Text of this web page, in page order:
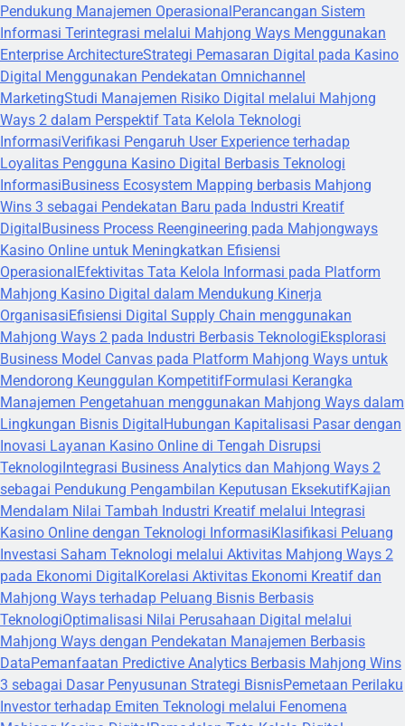
Pendukung Manajemen OperasionalPerancangan Sistem
Informasi Terintegrasi melalui Mahjong Ways Menggunakan
Enterprise ArchitectureStrategi Pemasaran Digital pada Kasino
Digital Menggunakan Pendekatan Omnichannel
MarketingStudi Manajemen Risiko Digital melalui Mahjong
Ways 2 dalam Perspektif Tata Kelola Teknologi
InformasiVerifikasi Pengaruh User Experience terhadap
Loyalitas Pengguna Kasino Digital Berbasis Teknologi
InformasiBusiness Ecosystem Mapping berbasis Mahjong
Wins 3 sebagai Pendekatan Baru pada Industri Kreatif
DigitalBusiness Process Reengineering pada Mahjongways
Kasino Online untuk Meningkatkan Efisiensi
OperasionalEfektivitas Tata Kelola Informasi pada Platform
Mahjong Kasino Digital dalam Mendukung Kinerja
OrganisasiEfisiensi Digital Supply Chain menggunakan
Mahjong Ways 2 pada Industri Berbasis TeknologiEksplorasi
Business Model Canvas pada Platform Mahjong Ways untuk
Mendorong Keunggulan KompetitifFormulasi Kerangka
Manajemen Pengetahuan menggunakan Mahjong Ways dalam
Lingkungan Bisnis DigitalHubungan Kapitalisasi Pasar dengan
Inovasi Layanan Kasino Online di Tengah Disrupsi
TeknologiIntegrasi Business Analytics dan Mahjong Ways 2
sebagai Pendukung Pengambilan Keputusan EksekutifKajian
Mendalam Nilai Tambah Industri Kreatif melalui Integrasi
Kasino Online dengan Teknologi InformasiKlasifikasi Peluang
Investasi Saham Teknologi melalui Aktivitas Mahjong Ways 2
pada Ekonomi DigitalKorelasi Aktivitas Ekonomi Kreatif dan
Mahjong Ways terhadap Peluang Bisnis Berbasis
TeknologiOptimalisasi Nilai Perusahaan Digital melalui
Mahjong Ways dengan Pendekatan Manajemen Berbasis
DataPemanfaatan Predictive Analytics Berbasis Mahjong Wins
3 sebagai Dasar Penyusunan Strategi BisnisPemetaan Perilaku
Investor terhadap Emiten Teknologi melalui Fenomena